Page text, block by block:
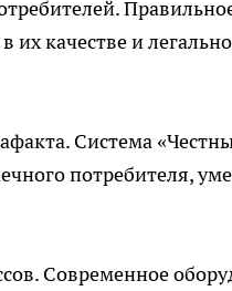
их качестве и
Система
потребителя,
Современное